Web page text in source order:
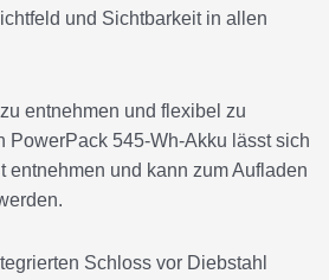
und Sichtbarkeit in allen
entnehmen und flexibel zu
PowerPack 545-Wh-Akku lässt sich
entnehmen und kann zum Aufladen
Schloss vor Diebstahl